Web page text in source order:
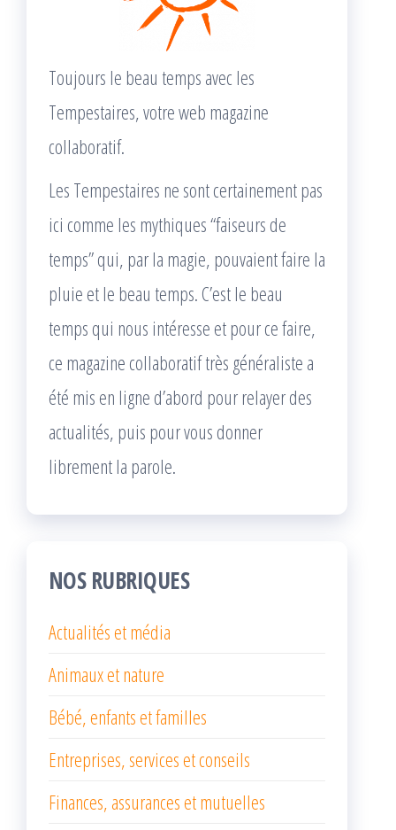
Toujours le beau temps avec les
Tempestaires, votre web magazine
collaboratif.
Les Tempestaires ne sont certainement pas
ici comme les mythiques “faiseurs de
temps” qui, par la magie, pouvaient faire la
pluie et le beau temps. C’est le beau
temps qui nous intéresse et pour ce faire,
ce magazine collaboratif très généraliste a
été mis en ligne d’abord pour relayer des
actualités, puis pour vous donner
librement la parole.
NOS RUBRIQUES
Actualités et média
Animaux et nature
Bébé, enfants et familles
Entreprises, services et conseils
Finances, assurances et mutuelles